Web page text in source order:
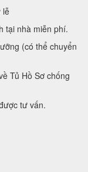
lễ
tại nhà miễn phí.
(có thể chuyển
Tủ Hồ Sơ chống
tư vấn.